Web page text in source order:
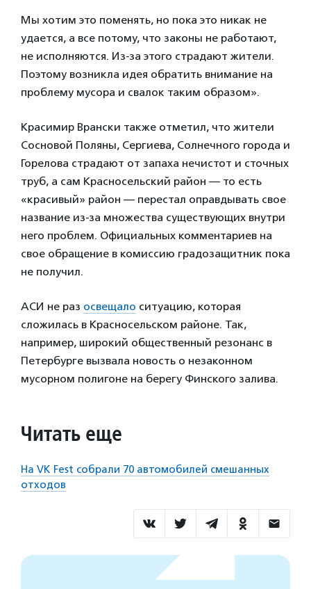
Мы хотим это поменять, но пока это никак не
удается, а все потому, что законы не работают,
не исполняются. Из-за этого страдают жители.
Поэтому возникла идея обратить внимание на
проблему мусора и свалок таким образом».
Красимир Врански также отметил, что жители
Сосновой Поляны, Сергиева, Солнечного города и
Горелова страдают от запаха нечистот и сточных
труб, а сам Красносельский район — то есть
«красивый» район — перестал оправдывать свое
название из-за множества существующих внутри
него проблем. Официальных комментариев на
свое обращение в комиссию градозащитник пока
не получил.
АСИ не раз освещало ситуацию, которая
сложилась в Красносельском районе. Так,
например, широкий общественный резонанс в
Петербурге вызвала новость о незаконном
мусорном полигоне на берегу Финского залива.
Читать еще
На VK Fest собрали 70 автомобилей смешанных
отходов